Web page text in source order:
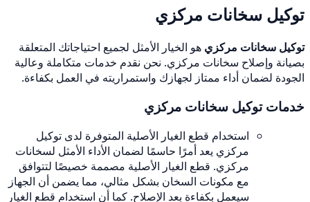
توكيل سخانات مركزي
توكيل سخانات مركزي هو الخيار الأمثل لجميع احتياجاتك المتعلقة
بصيانة وإصلاح سخانات مركزي. نحن نقدم خدمات متكاملة وعالية
الجودة لضمان أداء ممتاز لجهازك واستمراريته في العمل بكفاءة.
خدمات توكيل سخانات مركزي
استخدام قطع الغيار الأصلية المتوفرة لدى توكيل
مركزي يعد أمرًا حاسمًا لضمان الأداء الأمثل لسخانات
مركزي. قطع الغيار الأصلية مصممة خصيصًا لتتوافق
مع مكونات السخان بشكل مثالي، مما يضمن أن الجهاز
سيعمل بكفاءة بعد الإصلاح. كما أن استخدام قطع الغيار